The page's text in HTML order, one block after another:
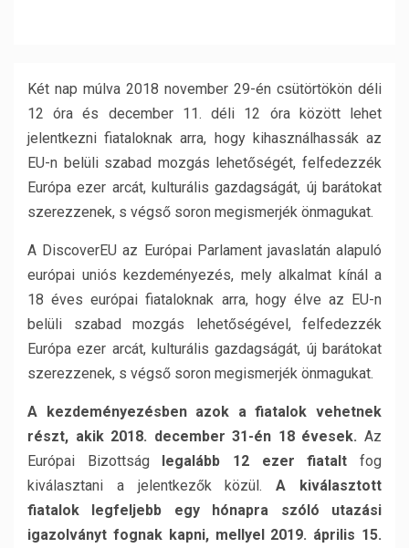
Két nap múlva 2018 november 29-én csütörtökön déli
12 óra és december 11. déli 12 óra között lehet
jelentkezni fiataloknak arra, hogy kihasználhassák az
EU-n belüli szabad mozgás lehetőségét, felfedezzék
Európa ezer arcát, kulturális gazdagságát, új barátokat
szerezzenek, s végső soron megismerjék önmagukat.
A DiscoverEU az Európai Parlament javaslatán alapuló
európai uniós kezdeményezés, mely alkalmat kínál a
18 éves európai fiataloknak arra, hogy élve az EU-n
belüli szabad mozgás lehetőségével, felfedezzék
Európa ezer arcát, kulturális gazdagságát, új barátokat
szerezzenek, s végső soron megismerjék önmagukat.
A kezdeményezésben azok a fiatalok vehetnek
részt, akik 2018. december 31-én 18 évesek. Az
Európai Bizottság legalább 12 ezer fiatalt fog
kiválasztani a jelentkezők közül.A kiválasztott
fiatalok legfeljebb egy hónapra szóló utazási
igazolványt fognak kapni, mellyel 2019. április 15.